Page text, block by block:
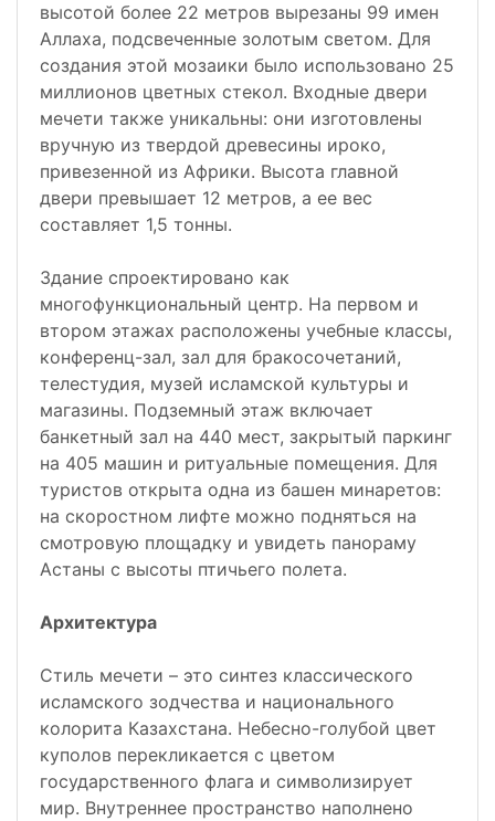
высотой более 22 метров вырезаны 99 имен
Аллаха, подсвеченные золотым светом. Для
создания этой мозаики было использовано 25
миллионов цветных стекол. Входные двери
мечети также уникальны: они изготовлены
вручную из твердой древесины ироко,
привезенной из Африки. Высота главной
двери превышает 12 метров, а ее вес
составляет 1,5 тонны.
Здание спроектировано как
многофункциональный центр. На первом и
втором этажах расположены учебные классы,
конференц-зал, зал для бракосочетаний,
телестудия, музей исламской культуры и
магазины. Подземный этаж включает
банкетный зал на 440 мест, закрытый паркинг
на 405 машин и ритуальные помещения. Для
туристов открыта одна из башен минаретов:
на скоростном лифте можно подняться на
смотровую площадку и увидеть панораму
Астаны с высоты птичьего полета.
Архитектура
Стиль мечети – это синтез классического
исламского зодчества и национального
колорита Казахстана. Небесно-голубой цвет
куполов перекликается с цветом
государственного флага и символизирует
мир. Внутреннее пространство наполнено